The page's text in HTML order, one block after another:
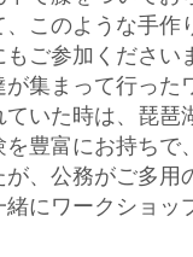
このような手作
ご参加ください
集まって行った
いた時は、琵琶
豊富にお持ちで
、公務がご多用
にワークショッ